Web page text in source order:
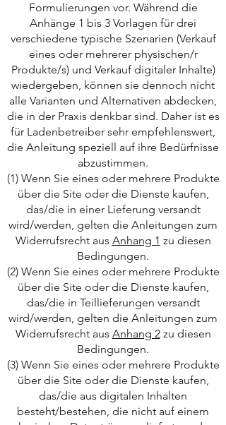
Formulierungen vor. Während die
Anhänge 1 bis 3 Vorlagen für drei
verschiedene typische Szenarien (Verkauf
eines oder mehrerer physischen/r
Produkte/s) und Verkauf digitaler Inhalte)
wiedergeben, können sie dennoch nicht
alle Varianten und Alternativen abdecken,
die in der Praxis denkbar sind. Daher ist es
für Ladenbetreiber sehr empfehlenswert,
die Anleitung speziell auf ihre Bedürfnisse
abzustimmen.
(1) Wenn Sie eines oder mehrere Produkte
über die Site oder die Dienste kaufen,
das/die in einer Lieferung versandt
wird/werden, gelten die Anleitungen zum
Widerrufsrecht aus Anhang 1 zu diesen
Bedingungen.
(2) Wenn Sie eines oder mehrere Produkte
über die Site oder die Dienste kaufen,
das/die in Teillieferungen versandt
wird/werden, gelten die Anleitungen zum
Widerrufsrecht aus Anhang 2zu diesen
Bedingungen.
(3) Wenn Sie eines oder mehrere Produkte
über die Site oder die Dienste kaufen,
das/die aus digitalen Inhalten
besteht/bestehen, die nicht auf einem